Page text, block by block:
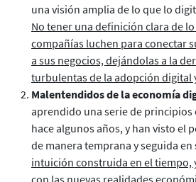
una visión amplia de lo que lo
No tener una definición clara de
compañías luchen para conectar
a sus negocios, dejándolas a la
turbulentas de la adopción digital
Malentendidos de la economía
aprendido una serie de principios
hace algunos años, y han visto el
de manera temprana y seguida en
intuición construida en el tiempo,
con las nuevas realidades